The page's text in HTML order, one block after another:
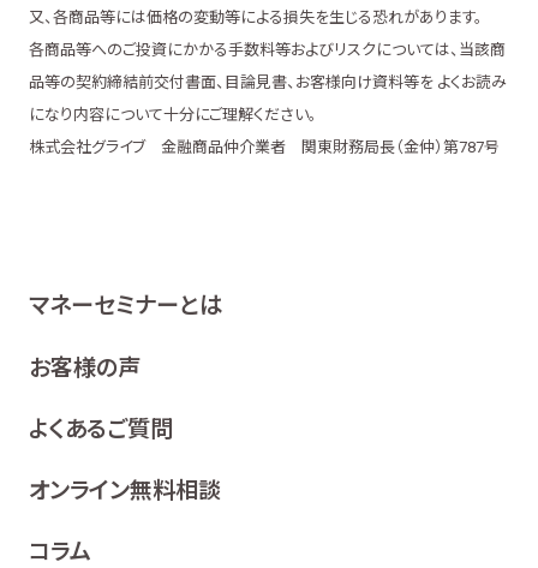
又、各商品等には価格の変動等による損失を生じる恐れがあります。
各商品等へのご投資にかかる手数料等およびリスクについては、当該商
品等の契約締結前交付書面、目論見書、お客様向け資料等を よくお読み
になり内容について十分にご理解ください。
株式会社グライブ 金融商品仲介業者 関東財務局長（金仲）第787号
マネーセミナーとは
お客様の声
よくあるご質問
オンライン無料相談
コラム